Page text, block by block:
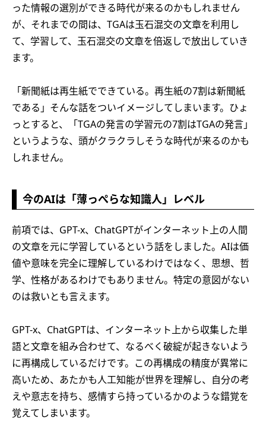
った情報の選別ができる時代が来るのかもしれません
が、それまでの間は、TGAは玉石混交の文章を利用し
て、学習して、玉石混交の文章を倍返しで放出していき
ます。
「新聞紙は再生紙でできている。再生紙の7割は新聞紙
である」そんな話をついイメージしてしまいます。ひょ
っとすると、「TGAの発言の学習元の7割はTGAの発言」
というような、頭がクラクラしそうな時代が来るのかも
しれません。
今のAIは「薄っぺらな知識人」レベル
前項では、GPT-x、ChatGPTがインターネット上の人間
の文章を元に学習しているという話をしました。AIは価
値や意味を完全に理解しているわけではなく、思想、哲
学、性格があるわけでもありません。特定の意図がない
のは救いとも言えます。
GPT-x、ChatGPTは、インターネット上から収集した単
語と文章を組み合わせて、なるべく破綻が起きないよう
に再構成しているだけです。この再構成の精度が異常に
高いため、あたかも人工知能が世界を理解し、自分の考
えや意志を持ち、感情すら持っているかのような錯覚を
覚えてしまいます。